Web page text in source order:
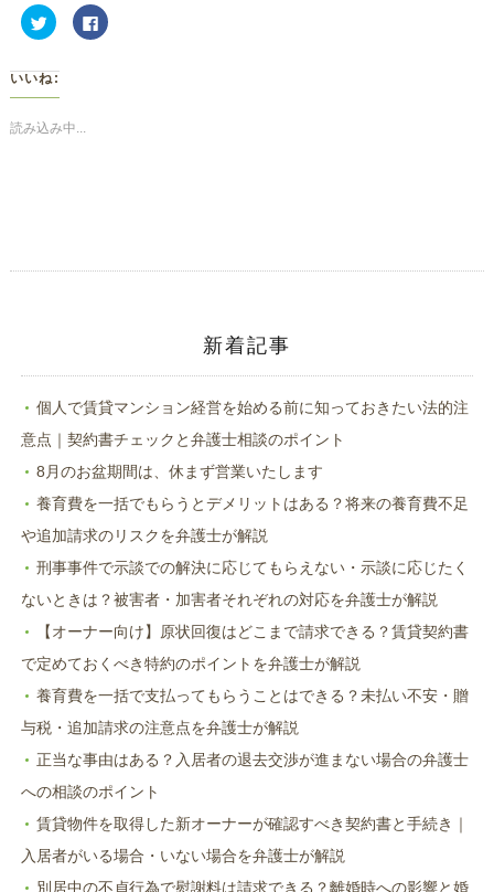
ク
リ
し
て
Twitter
共
有
開
Facebook
で
し
開
ま
す)
いいね:
読み込み中...
新着記事
個人で賃貸マンション経営を始める前に知っておきたい法的注
意点｜契約書チェックと弁護士相談のポイント
8月のお盆期間は、休まず営業いたします
養育費を一括でもらうとデメリットはある？将来の養育費不足
や追加請求のリスクを弁護士が解説
刑事事件で示談での解決に応じてもらえない・示談に応じたく
ないときは？被害者・加害者それぞれの対応を弁護士が解説
【オーナー向け】原状回復はどこまで請求できる？賃貸契約書
で定めておくべき特約のポイントを弁護士が解説
養育費を一括で支払ってもらうことはできる？未払い不安・贈
与税・追加請求の注意点を弁護士が解説
正当な事由はある？入居者の退去交渉が進まない場合の弁護士
への相談のポイント
賃貸物件を取得した新オーナーが確認すべき契約書と手続き｜
入居者がいる場合・いない場合を弁護士が解説
別居中の不貞行為で慰謝料は請求できる？離婚時への影響と婚